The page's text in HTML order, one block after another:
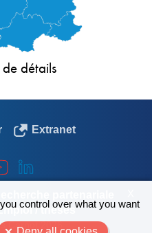
de détails
Extranet
/ thèses
Carnot 2026
control over what you want